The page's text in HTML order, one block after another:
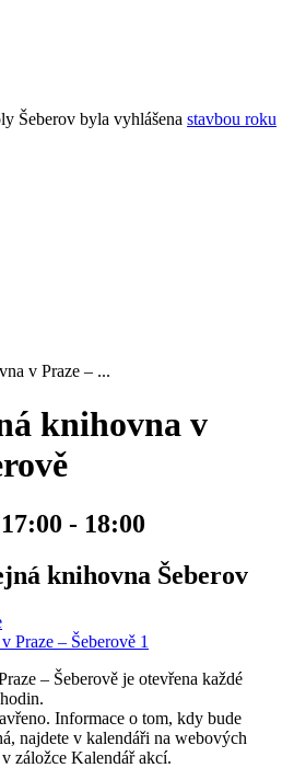
Šeberov byla vyhlášena stavbou roku
v Praze – ...
knihovna v
- 18:00
knihovna Šeberov
– Šeberově je otevřena každé
Informace o tom, kdy bude
najdete v kalendáři na webových
záložce Kalendář akcí.